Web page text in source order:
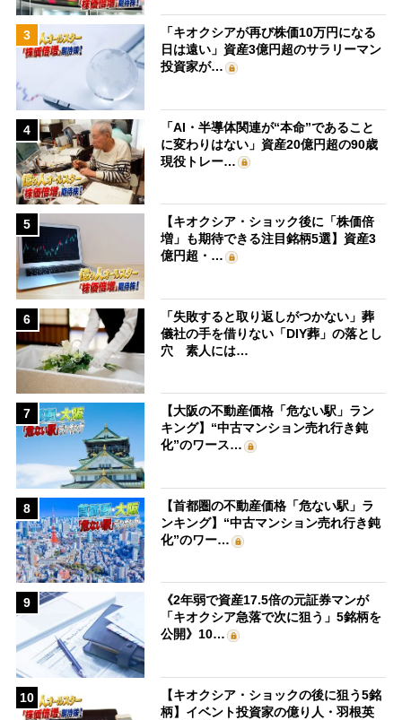
3
「キオクシアが再び株価10万円になる
日は遠い」資産3億円超のサラリーマン
投資家が…
4
「AI・半導体関連が“本命”であること
に変わりはない」資産20億円超の90歳
現役トレー…
5
【キオクシア・ショック後に「株価倍
増」も期待できる注目銘柄5選】資産3
億円超・…
6
「失敗すると取り返しがつかない」葬
儀社の手を借りない「DIY葬」の落とし
穴 素人には…
7
【大阪の不動産価格「危ない駅」ラン
キング】“中古マンション売れ行き鈍
化”のワース…
8
【首都圏の不動産価格「危ない駅」ラ
ンキング】“中古マンション売れ行き鈍
化”のワー…
9
《2年弱で資産17.5倍の元証券マンが
「キオクシア急落で次に狙う」5銘柄を
公開》10…
10
【キオクシア・ショックの後に狙う5銘
柄】イベント投資家の億り人・羽根英